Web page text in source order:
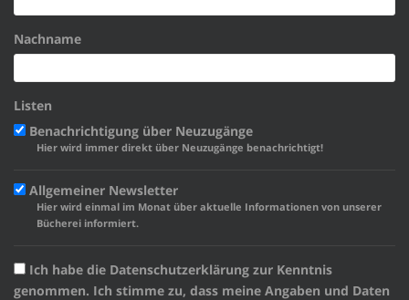
Nachname
Listen
Benachrichtigung über Neuzugänge
Hier wird immer direkt über Neuzugänge benachrichtigt!
Allgemeiner Newsletter
Hier wird einmal im Monat über aktuelle Informationen von unserer
Bücherei informiert.
Ich habe die Datenschutzerklärung zur Kenntnis
genommen. Ich stimme zu, dass meine Angaben und Daten